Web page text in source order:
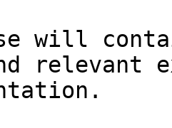
will
relevant